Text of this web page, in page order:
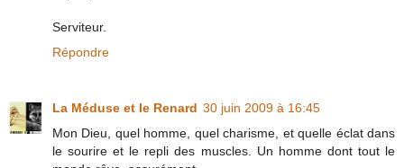
Serviteur.
Répondre
La Méduse et le Renard 30 juin 2009 à 16:45
Mon Dieu, quel homme, quel charisme, et quelle éclat dans
le sourire et le repli des muscles. Un homme dont tout le